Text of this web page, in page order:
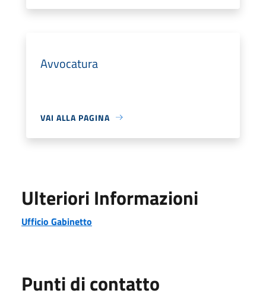
Avvocatura
VAI ALLA PAGINA
Ulteriori Informazioni
Ufficio Gabinetto
Punti di contatto